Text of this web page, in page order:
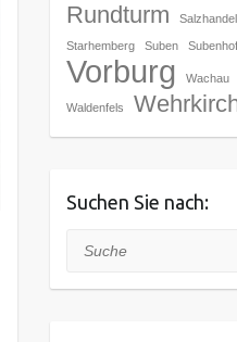
Rundturm
Salzhandel
Starhemberg Suben Subenhof
Vorburg Wachau
Waldenfels
Suchen Sie nach:
Suche